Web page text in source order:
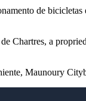
de
Chartres, a
Maunoury